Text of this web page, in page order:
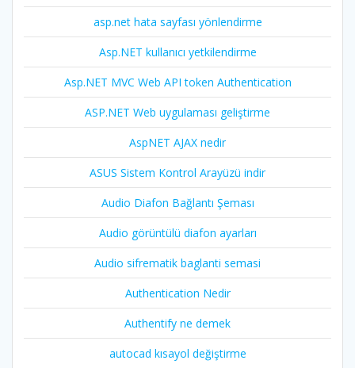
asp.net hata sayfası yönlendirme
Asp.NET kullanıcı yetkilendirme
Asp.NET MVC Web API token Authentication
ASP.NET Web uygulaması geliştirme
AspNET AJAX nedir
ASUS Sistem Kontrol Arayüzü indir
Audio Diafon Bağlantı Şeması
Audio görüntülü diafon ayarları
Audio sifrematik baglanti semasi
Authentication Nedir
Authentify ne demek
autocad kısayol değiştirme